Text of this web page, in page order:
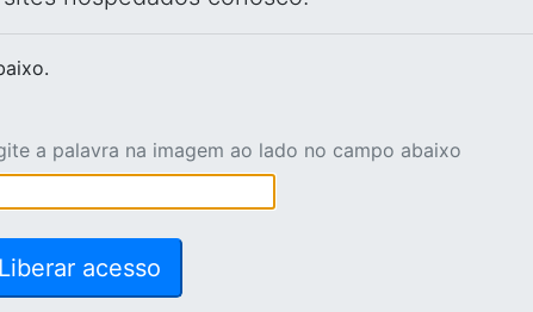
a palavra na imagem ao lado no campo abaixo